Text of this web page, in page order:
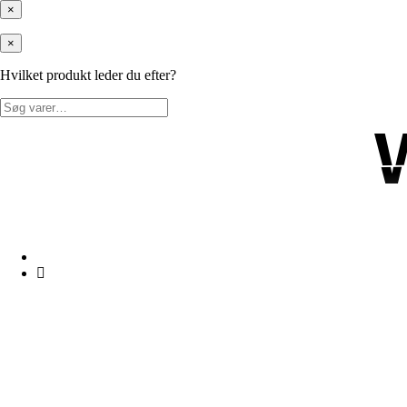
×
×
Hvilket produkt leder du efter?
Søg
efter: